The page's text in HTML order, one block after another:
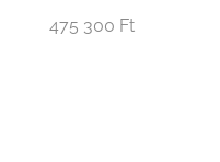
475 300 Ft